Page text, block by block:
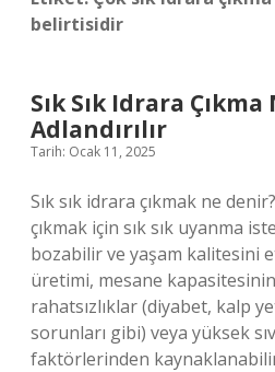
belirtisidir
Sık Sık Idrara
Adlandırılır
Tarih: Ocak 11, 2025
Sık sık idrara çıkmak ne
çıkmak için sık sık uyanma
bozabilir ve yaşam kalitesini
üretimi, mesane kapasitesinin
rahatsızlıklar (diyabet, kalp
sorunları gibi) veya yüksek
faktörlerinden